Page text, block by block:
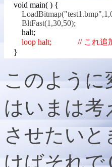
void main( ) {
BltFast(1,30,50);
halt;
loop halt; // これ追加
}
このよう
はいまは考
させたいと
けばそれで